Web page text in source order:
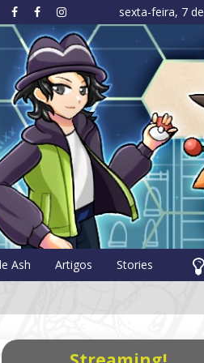
sexta-feira, 7
Ash Artigos Stories